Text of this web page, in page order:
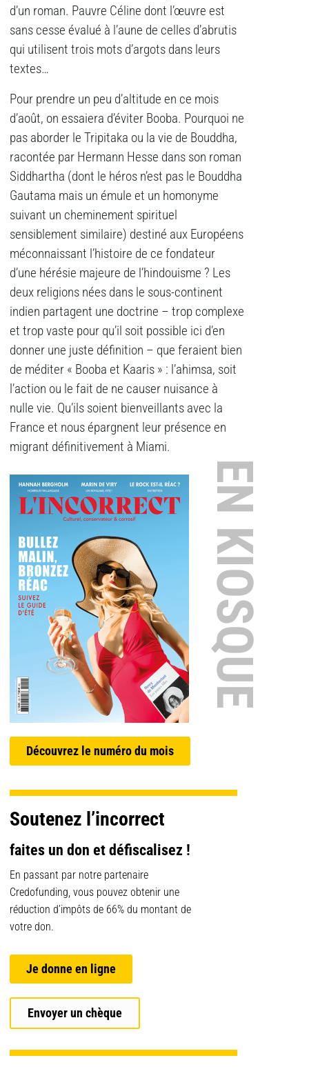
d’un roman. Pauvre Céline dont l’œuvre est
sans cesse évalué à l’aune de celles d’abrutis
qui utilisent trois mots d’argots dans leurs
textes…
Pour prendre un peu d’altitude en ce mois
d’août, on essaiera d’éviter Booba. Pourquoi ne
pas aborder le Tripitaka ou la vie de Bouddha,
racontée par Hermann Hesse dans son roman
Siddhartha (dont le héros n’est pas le Bouddha
Gautama mais un émule et un homonyme
suivant un cheminement spirituel
sensiblement similaire) destiné aux Européens
méconnaissant l’histoire de ce fondateur
d’une hérésie majeure de l’hindouisme ? Les
deux religions nées dans le sous-continent
indien partagent une doctrine – trop complexe
et trop vaste pour qu’il soit possible ici d’en
donner une juste définition – que feraient bien
de méditer « Booba et Kaaris » : l’ahimsa, soit
l’action ou le fait de ne causer nuisance à
nulle vie. Qu’ils soient bienveillants avec la
France et nous épargnent leur présence en
migrant définitivement à Miami.
EN KIOSQUE
Découvrez le numéro du mois
Soutenez l’incorrect
faites un don et défiscalisez !
En passant par notre partenaire
Credofunding, vous pouvez obtenir une
réduction d’impôts de 66% du montant de
votre don.
Je donne en ligne
Envoyer un chèque